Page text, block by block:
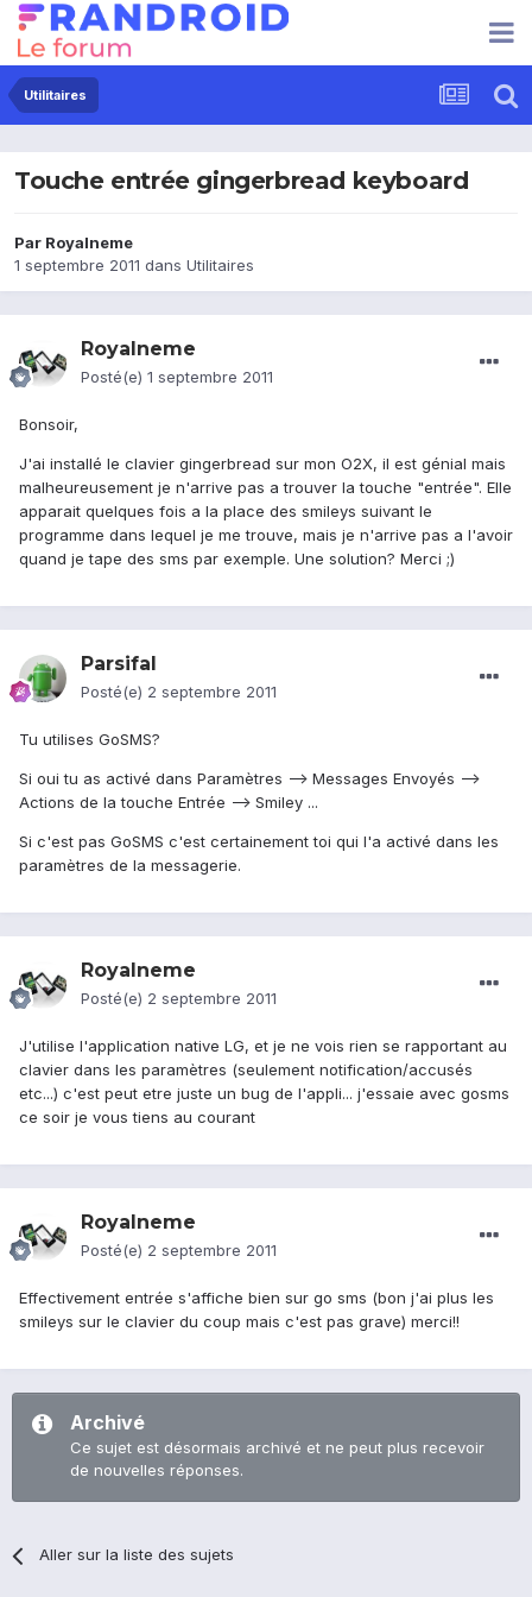
Utilitaires
Touche entrée gingerbread keyboard
Par Royalneme
1 septembre 2011 dans Utilitaires
Royalneme
Posté(e) 1 septembre 2011
Bonsoir,
J'ai installé le clavier gingerbread sur mon O2X, il est génial mais
malheureusement je n'arrive pas a trouver la touche "entrée". Elle
apparait quelques fois a la place des smileys suivant le
programme dans lequel je me trouve, mais je n'arrive pas a l'avoir
quand je tape des sms par exemple. Une solution? Merci ;)
Parsifal
Posté(e) 2 septembre 2011
Tu utilises GoSMS?
Si oui tu as activé dans Paramètres --> Messages Envoyés -->
Actions de la touche Entrée --> Smiley ...
Si c'est pas GoSMS c'est certainement toi qui l'a activé dans les
paramètres de la messagerie.
Royalneme
Posté(e) 2 septembre 2011
J'utilise l'application native LG, et je ne vois rien se rapportant au
clavier dans les paramètres (seulement notification/accusés
etc...) c'est peut etre juste un bug de l'appli... j'essaie avec gosms
ce soir je vous tiens au courant
Royalneme
Posté(e) 2 septembre 2011
Effectivement entrée s'affiche bien sur go sms (bon j'ai plus les
smileys sur le clavier du coup mais c'est pas grave) merci!!
Archivé
Ce sujet est désormais archivé et ne peut plus recevoir
de nouvelles réponses.
Aller sur la liste des sujets